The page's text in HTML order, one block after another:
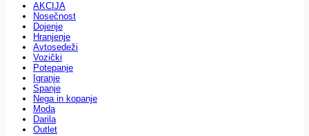
AKCIJA
Nosečnost
Dojenje
Hranjenje
Avtosedeži
Vozički
Potepanje
Igranje
Spanje
Nega in kopanje
Moda
Darila
Outlet